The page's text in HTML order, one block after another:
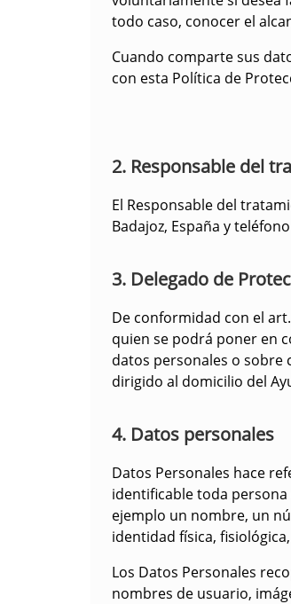
todo caso, conocer el
Cuando comparte sus
con esta Política de
2. Responsable del
El Responsable del
Badajoz, España y
3. Delegado de
De conformidad con el
quien se podrá poner en
datos personales o sobre
dirigido al domicilio del
4. Datos personales
Datos Personales hace
identificable toda
ejemplo un nombre, un
identidad física,
Los Datos Personales
nombres de usuario,